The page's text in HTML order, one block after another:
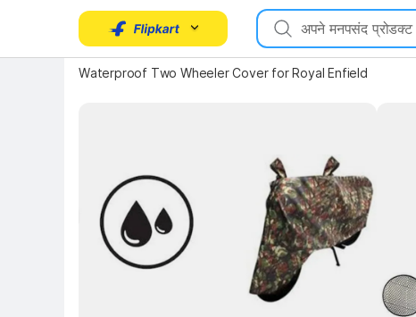
Waterproof Two Wheeler Cover for Royal Enfield
Key